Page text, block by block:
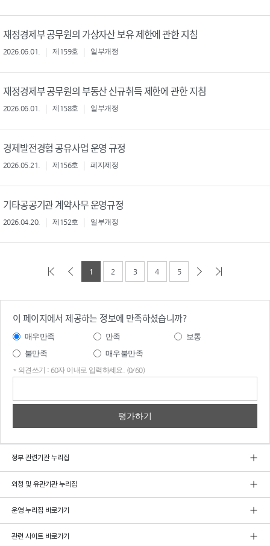
재정경제부 공무원의 가상자산 보유 제한에 관한 지침
2026.06.01. 제159호 일부개정
재정경제부 공무원의 부동산 신규취득 제한에 관한 지침
2026.06.01. 제158호 일부개정
경제발전경험 공유사업 운영 규정
2026.05.21. 제156호 폐지제정
기타공공기관 계약사무 운영규정
2026.04.20. 제152호 일부개정
1 2 3 4 5
이 페이지에서 제공하는 정보에 만족하셨습니까?
매우만족 만족
보통
불만족
매우불만족
* 의견쓰기 : 60자 이내로 입력하세요. (0/60)
정부 관련기관 누리집
외청 및 유관기관 누리집
운영 누리집 바로가기
관련 사이트 바로가기